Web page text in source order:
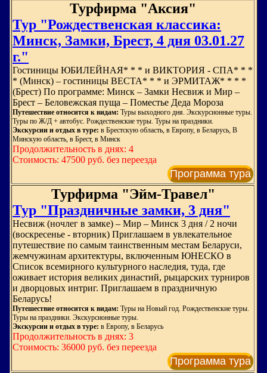
Турфирма "Аксия"
Тур "Рождественская классика:
Минск, Замки, Брест, 4 дня 03.01.27
г."
Гостиницы ЮБИЛЕЙНАЯ* * * и ВИКТОРИЯ - СПА* * *
* (Минск) – гостиницы ВЕСТА* * * и ЭРМИТАЖ* * * *
(Брест) По программе: Минск – Замки Несвиж и Мир –
Брест – Беловежская пуща – Поместье Деда Мороза
Путешествие относится к видам: Туры выходного дня. Экскурсионные туры.
Туры по Ж/Д + автобус. Рождественские туры. Туры на праздники.
Экскурсии и отдых в туре: в Брестскую область, в Европу, в Беларусь, В
Минскую область, в Брест, в Минск
Продолжительность в днях: 4
Стоимость: 47500 руб. без переезда
Программа тура
Турфирма "Эйм-Травел"
Тур "Праздничные замки, 3 дня"
Несвиж (ночлег в замке) – Мир – Минск 3 дня / 2 ночи
(воскресенье - вторник) Приглашаем в увлекательное
путешествие по самым таинственным местам Беларуси,
жемчужинам архитектуры, включенным ЮНЕСКО в
Список всемирного культурного наследия, туда, где
оживает история великих династий, рыцарских турниров
и дворцовых интриг. Приглашаем в праздничную
Беларусь!
Путешествие относится к видам: Туры на Новый год. Рождественские туры.
Туры на праздники. Экскурсионные туры.
Экскурсии и отдых в туре: в Европу, в Беларусь
Продолжительность в днях: 3
Стоимость: 36000 руб. без переезда
Программа тура